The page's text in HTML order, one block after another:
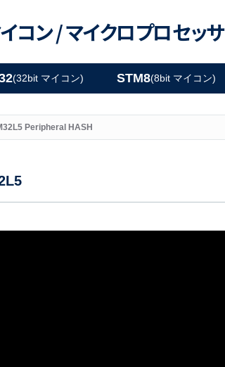
コン /マイクロプロセッサ
(32bit マイコン) STM8(8bit マイコン)
Peripheral HASH